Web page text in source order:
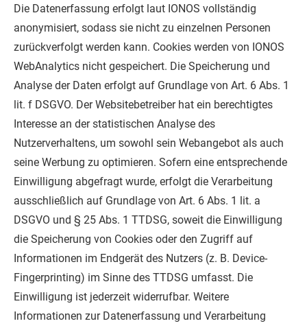
Die Datenerfassung erfolgt laut IONOS vollständig
anonymisiert, sodass sie nicht zu einzelnen Personen
zurückverfolgt werden kann. Cookies werden von IONOS
WebAnalytics nicht gespeichert. Die Speicherung und
Analyse der Daten erfolgt auf Grundlage von Art. 6 Abs. 1
lit. f DSGVO. Der Websitebetreiber hat ein berechtigtes
Interesse an der statistischen Analyse des
Nutzerverhaltens, um sowohl sein Webangebot als auch
seine Werbung zu optimieren. Sofern eine entsprechende
Einwilligung abgefragt wurde, erfolgt die Verarbeitung
ausschließlich auf Grundlage von Art. 6 Abs. 1 lit. a
DSGVO und § 25 Abs. 1 TTDSG, soweit die Einwilligung
die Speicherung von Cookies oder den Zugriff auf
Informationen im Endgerät des Nutzers (z. B. Device-
Fingerprinting) im Sinne des TTDSG umfasst. Die
Einwilligung ist jederzeit widerrufbar. Weitere
Informationen zur Datenerfassung und Verarbeitung